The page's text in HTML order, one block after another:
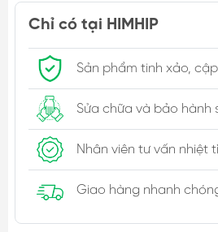
Chỉ có tại HIMHIP
Sản phẩm tinh xảo,
Sửa chữa và bảo hành
Nhân viên tư vấn nhiệt
Giao hàng nhanh